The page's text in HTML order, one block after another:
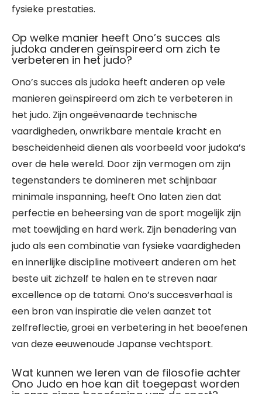
fysieke prestaties.
Op welke manier heeft Ono’s succes als
judoka anderen geïnspireerd om zich te
verbeteren in het judo?
Ono’s succes als judoka heeft anderen op vele
manieren geïnspireerd om zich te verbeteren in
het judo. Zijn ongeëvenaarde technische
vaardigheden, onwrikbare mentale kracht en
bescheidenheid dienen als voorbeeld voor judoka’s
over de hele wereld. Door zijn vermogen om zijn
tegenstanders te domineren met schijnbaar
minimale inspanning, heeft Ono laten zien dat
perfectie en beheersing van de sport mogelijk zijn
met toewijding en hard werk. Zijn benadering van
judo als een combinatie van fysieke vaardigheden
en innerlijke discipline motiveert anderen om het
beste uit zichzelf te halen en te streven naar
excellence op de tatami. Ono’s succesverhaal is
een bron van inspiratie die velen aanzet tot
zelfreflectie, groei en verbetering in het beoefenen
van deze eeuwenoude Japanse vechtsport.
Wat kunnen we leren van de filosofie achter
Ono Judo en hoe kan dit toegepast worden